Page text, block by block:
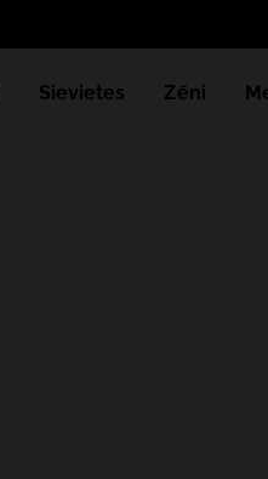
Sievietes Zēni